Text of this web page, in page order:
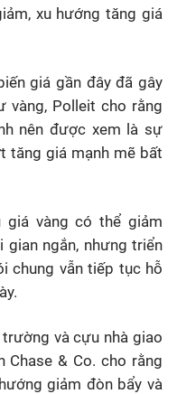
xu hướng tăng giá
giá gần đây đã gây
vàng, Polleit cho rằng
nên được xem là sự
tăng giá mạnh mẽ bất
giá vàng có thể giảm
ngắn, nhưng triển
chung vẫn tiếp tục hỗ
và cựu nhà giao
& Co. cho rằng
giảm đòn bẩy và